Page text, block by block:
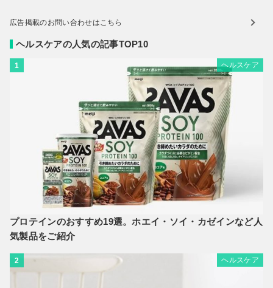
広告掲載のお問い合わせはこちら
ヘルスケアの人気の記事TOP10
1 ヘルスケア
プロテインのおすすめ19選。ホエイ・ソイ・カゼインなど人
気製品をご紹介
2 ヘルスケア